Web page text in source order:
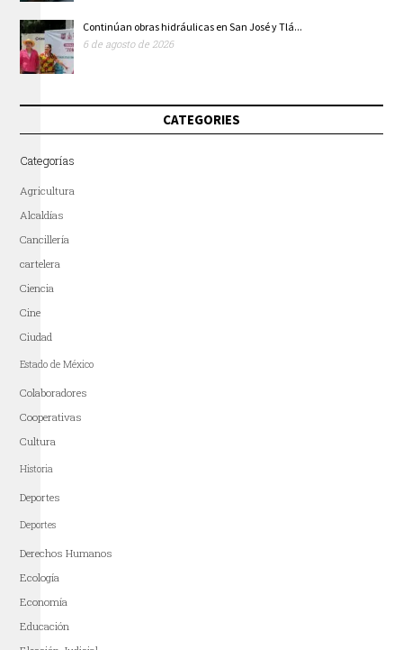
Continúan obras hidráulicas en San José y Tlá...
6 de agosto de 2026
CATEGORIES
Categorías
Agricultura
Alcaldías
Cancillería
cartelera
Ciencia
Cine
Ciudad
Estado de México
Colaboradores
Cooperativas
Cultura
Historia
Deportes
Deportes
Derechos Humanos
Ecología
Economía
Educación